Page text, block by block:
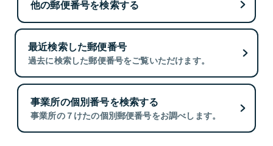
他の郵便番号を検索する
最近検索した郵便番号
過去に検索した郵便番号をご覧いただけます。
事業所の個別番号を検索する
事業所の７けたの個別郵便番号をお調べします。